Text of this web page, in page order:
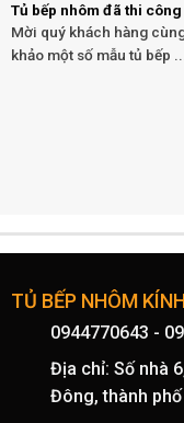
Tủ bếp nhôm đã thi công
Mời quý khách hàng
khảo một số mẫu tủ bếp
TỦ BẾP NHÔM
0944770643 -
Địa chỉ: Số nhà
Đông, thành phố